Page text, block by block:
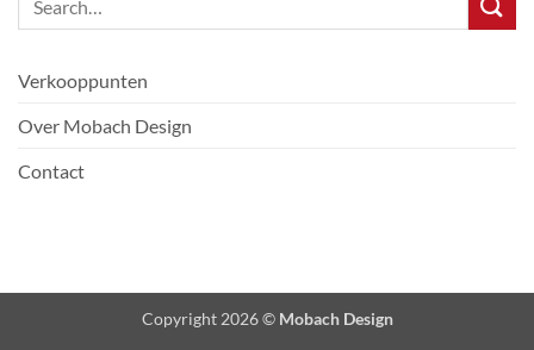
Verkooppunten
Over Mobach Design
Contact
Copyright 2026 © Mobach Design